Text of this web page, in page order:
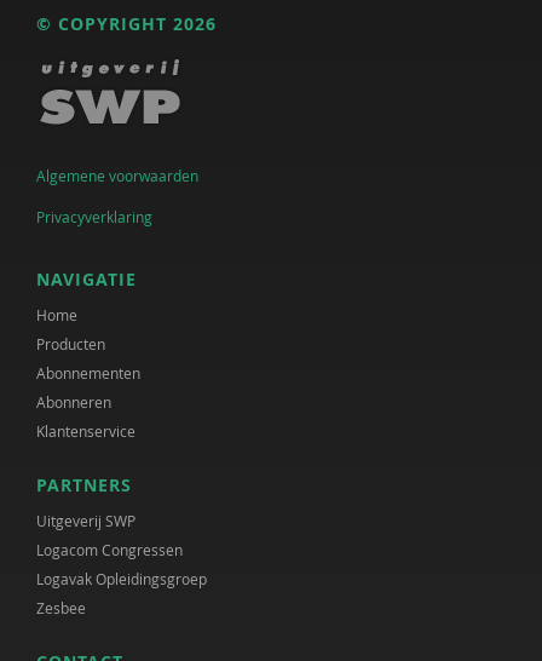
Harm Peter Smilde
Fleur Souverein
Olaf Stomp
Linda Terpstra
Gercoline van Beek
Pim van Heijst
Stijn Verhagen
Angela Verhagen-Braspennincx
Paul Verweel
© COPYRIGHT 2026
Algemene voorwaarden
Privacyverklaring
NAVIGATIE
Home
Producten
Abonnementen
Abonneren
Klantenservice
PARTNERS
Uitgeverij SWP
Logacom Congressen
Logavak Opleidingsgroep
Zesbee